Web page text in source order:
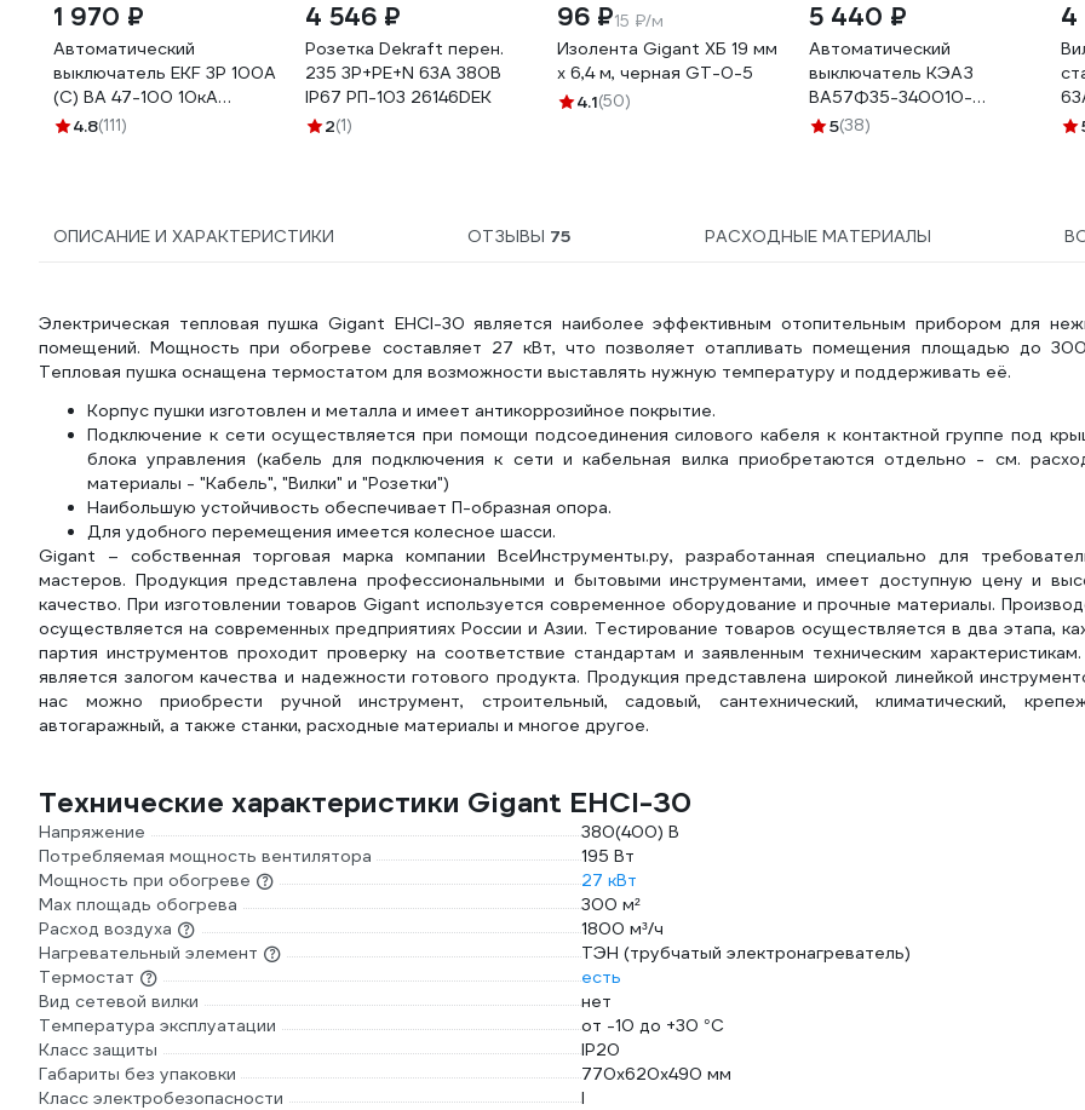
1 970 ₽
Автоматический
выключатель EKF 3P 100А
(С) ВА 47-100 10кА
PRoxima mcb47100-3-
4.8(111)
4 546 ₽
Розетка Dekraft перен.
235 3Р+РЕ+N 63А 380В
IP67 РП-103 26146DEK
2(1)
96 ₽15 ₽/м
Изолента Gigant ХБ 19 мм
х 6,4 м, черная GT-0-5
4.1(50)
5 440 ₽
Автоматический
выключатель КЭАЗ
ВА57Ф35-340010-
160А-1600-400AC-
5(38)
4
ОПИСАНИЕ И ХАРАКТЕРИСТИКИ ОТЗЫВЫ 75 РАСХОДНЫЕ МАТЕРИАЛЫ
Электрическая тепловая пушка Gigant EHCI-30 является наиболее эффективным отопительным прибором для
помещений. Мощность при обогреве составляет 27 кВт, что позволяет отапливать помещения площадью до
Тепловая пушка оснащена термостатом для возможности выставлять нужную температуру и поддерживать её.
Корпус пушки изготовлен и металла и имеет антикоррозийное покрытие.
Подключение к сети осуществляется при помощи подсоединения силового кабеля к контактной группе под
блока управления (кабель для подключения к сети и кабельная вилка приобретаются отдельно - см.
материалы - "Кабель", "Вилки" и "Розетки")
Наибольшую устойчивость обеспечивает П-образная опора.
Для удобного перемещения имеется колесное шасси.
Gigant – собственная торговая марка компании ВсеИнструменты.ру, разработанная специально для
мастеров. Продукция представлена профессиональными и бытовыми инструментами, имеет доступную цену и
качество. При изготовлении товаров Gigant используется современное оборудование и прочные материалы.
осуществляется на современных предприятиях России и Азии. Тестирование товаров осуществляется в два этапа,
партия инструментов проходит проверку на соответствие стандартам и заявленным техническим
является залогом качества и надежности готового продукта. Продукция представлена широкой линейкой
нас можно приобрести ручной инструмент, строительный, садовый, сантехнический, климатический,
автогаражный, а также станки, расходные материалы и многое другое.
Технические характеристики Gigant EHCI-30
Напряжение
380(400) В
Потребляемая мощность вентилятора
195 Вт
Мощность при обогреве
27 кВт
Max площадь обогрева
300 м²
Расход воздуха
1800 м³/ч
Нагревательный элемент
ТЭН (трубчатый электронагреватель)
Термостат
есть
Вид сетевой вилки
нет
Температура эксплуатации
от -10 до +30 °С
Класс защиты
IP20
Габариты без упаковки
770x620x490 мм
Класс электробезопасности
I